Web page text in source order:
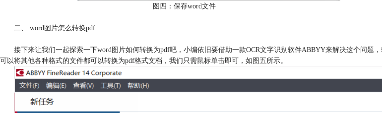
图四：保存word文件
二、 word图片怎么转换pdf
接下来让我们一起探索一下word图片如何转换为pdf吧，小编依旧要借助一款OCR文字识别软件ABBYY来解决这个问题
可以将其他各种格式的文件都可以转换为pdf格式文档，我们只需鼠标单击即可，如图五所示。